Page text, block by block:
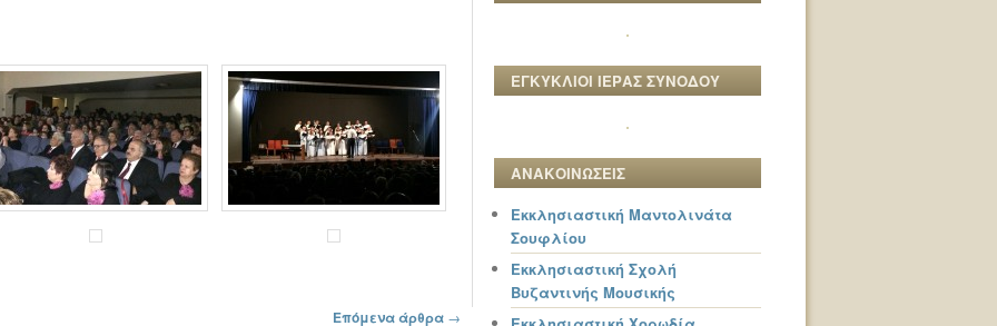
Επόμενα άρθρα →
ΕΓΚΥΚΛΙΟΙ ΙΕΡΑΣ ΣΥΝΟΔΟΥ
ΑΝΑΚΟΙΝΩΣΕΙΣ
Εκκλησιαστική Μαντολινάτα
Σουφλίου
Εκκλησιαστική Σχολή
Βυζαντινής Μουσικής